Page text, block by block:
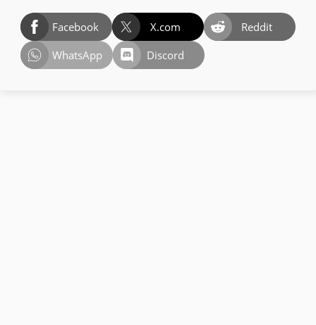
Facebook X.com
Reddit
WhatsApp
Discord